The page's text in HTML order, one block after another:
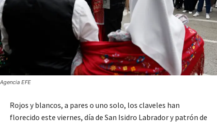
Agencia EFE
Rojos y blancos, a pares o uno solo, los claveles han
florecido este viernes, día de San Isidro Labrador y patrón de